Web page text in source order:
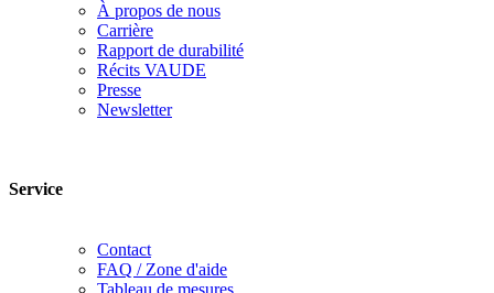
À propos de nous
Carrière
Rapport de durabilité
Récits VAUDE
Presse
Newsletter
Service
Contact
FAQ / Zone d'aide
Tableau de mesures